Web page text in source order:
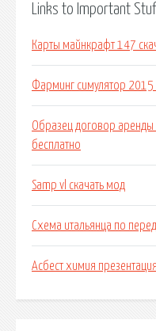
Links to Important
Карты майнкрафт 147
Фарминг симулятор
Образец договор аренды
бесплатно
Samp vl скачать мод
Схема итальянца по
Асбест химия презентация